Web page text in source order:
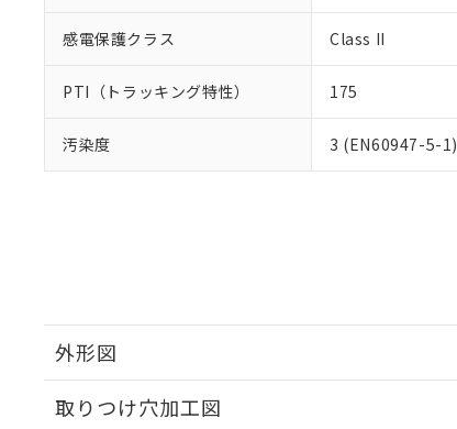
感電保護クラス Class II
PTI（トラッキング特性） 175
汚染度 3 (EN60947-5-1)
外形図
取りつけ穴加工図